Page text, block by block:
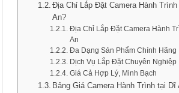
Địa Chỉ Lắp Đặt Camera Hành
An?
Địa Chỉ Lắp Đặt Camera Hành
An
Đa Dạng Sản Phẩm Chính Hãng
Dịch Vụ Lắp Đặt Chuyên Nghiệp
Giá Cả Hợp Lý, Minh Bạch
Bảng Giá Camera Hành Trình tại Dĩ